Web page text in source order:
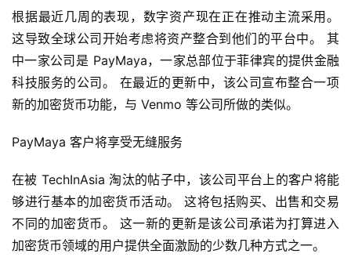
根据最近几周的表现，数字资产现在正在推动主流采用。
这导致全球公司开始考虑将资产整合到他们的平台中。 其
中一家公司是 PayMaya，一家总部位于菲律宾的提供金融
科技服务的公司。 在最近的更新中，该公司宣布整合一项
新的加密货币功能，与 Venmo 等公司所做的类似。
PayMaya 客户将享受无缝服务
在被 TechInAsia 淘汰的帖子中，该公司平台上的客户将能
够进行基本的加密货币活动。 这将包括购买、出售和交易
不同的加密货币。 这一新的更新是该公司承诺为打算进入
加密货币领域的用户提供全面激励的少数几种方式之一。